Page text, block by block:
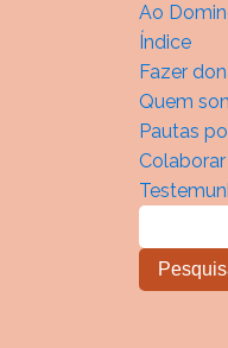
Ao
Índice
Fazer
Quem
Pautas